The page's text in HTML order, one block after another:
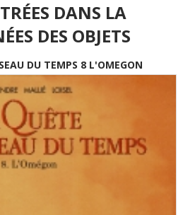
DANS LA
DES OBJETS
DU TEMPS 8 L'OMEGON